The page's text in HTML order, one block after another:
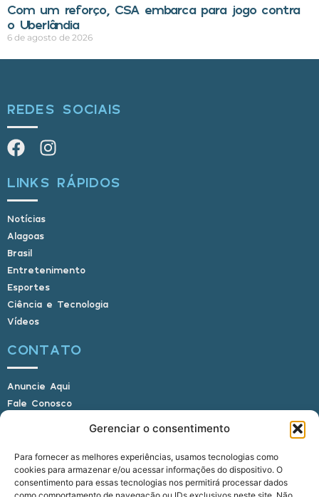
Gerenciar o consentimento
Para fornecer as melhores experiências, usamos tecnologias como
cookies para armazenar e/ou acessar informações do dispositivo. O
consentimento para essas tecnologias nos permitirá processar dados
Com um reforço, CSA embarca para jogo contra
o Uberlândia
6 de agosto de 2026
REDES SOCIAIS
LINKS RÁPIDOS
Notícias
Alagoas
Brasil
Entretenimento
Esportes
Ciência e Tecnologia
Vídeos
CONTATO
Anuncie Aqui
Fale Conosco
E-mail: alagoasbrasilnoticias@gmail.com